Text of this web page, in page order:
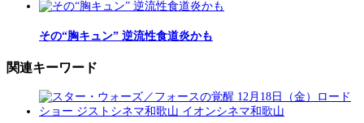
その“胸キュン” 逆流性食道炎かも
関連キーワード